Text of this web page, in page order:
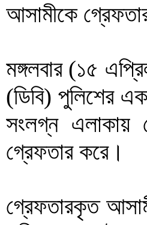
আসামীকে
মঙ্গলবার (১৫
(ডিবি) পুলিশের
সংলগ্ন এলাকায়
গ্রেফতার করে।
গ্রেফতারকৃত